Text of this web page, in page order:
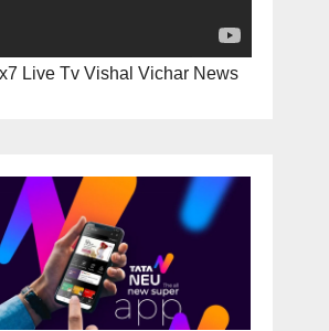
Live Tv Vishal Vichar News